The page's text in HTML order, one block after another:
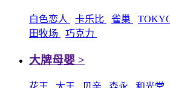
白色恋人 卡乐比 雀巢
田牧场
巧克力
大牌母婴 >